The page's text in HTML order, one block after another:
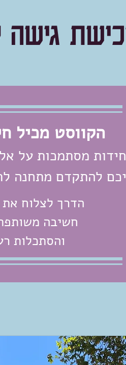
גישה
הקווסט מכיל
מסתמכות על
להתקדם מתחנה
הדרך לצלוח
חשיבה
והסתכלות